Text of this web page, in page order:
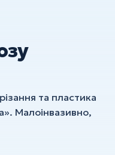
та пластика
Малоінвазивно,